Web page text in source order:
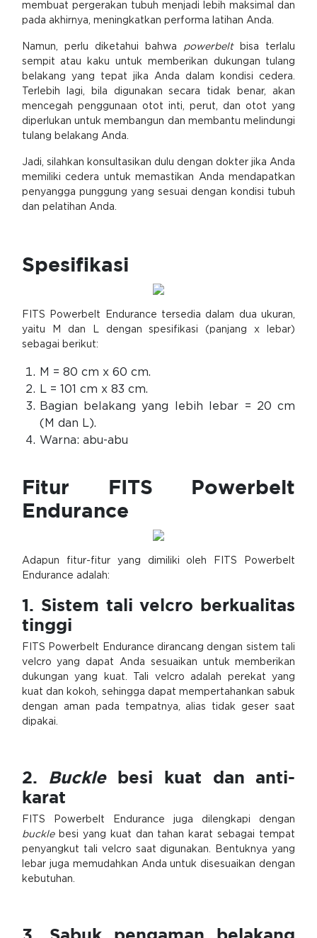
membuat pergerakan tubuh menjadi lebih maksimal dan
pada akhirnya, meningkatkan performa latihan Anda.
Namun, perlu diketahui bahwa powerbeltbisa terlalu
sempit atau kaku untuk memberikan dukungan tulang
belakang yang tepat jika Anda dalam kondisi cedera.
Terlebih lagi, bila digunakan secara tidak benar, akan
mencegah penggunaan otot inti, perut, dan otot yang
diperlukan untuk membangun dan membantu melindungi
tulang belakang Anda.
Jadi, silahkan konsultasikan dulu dengan dokter jika Anda
memiliki cedera untuk memastikan Anda mendapatkan
penyangga punggung yang sesuai dengan kondisi tubuh
dan pelatihan Anda.
Spesifikasi
FITS Powerbelt Endurance tersedia dalam dua ukuran,
yaitu M dan L dengan spesifikasi (panjang x lebar)
sebagai berikut:
M = 80 cm x 60 cm.
L = 101 cm x 83 cm.
Bagian belakang yang lebih lebar = 20 cm
(M dan L).
Warna: abu-abu
Fitur FITS Powerbelt
Endurance
Adapun fitur-fitur yang dimiliki oleh FITS Powerbelt
Endurance adalah:
1. Sistem tali velcro berkualitas
tinggi
FITS Powerbelt Endurance dirancang dengan sistem tali
velcro yang dapat Anda sesuaikan untuk memberikan
dukungan yang kuat. Tali velcro adalah perekat yang
kuat dan kokoh, sehingga dapat mempertahankan sabuk
dengan aman pada tempatnya, alias tidak geser saat
dipakai.
2. Buckle besi kuat dan anti-
karat
FITS Powerbelt Endurance juga dilengkapi dengan
bucklebesi yang kuat dan tahan karat sebagai tempat
penyangkut tali velcro saat digunakan. Bentuknya yang
lebar juga memudahkan Anda untuk disesuaikan dengan
kebutuhan.